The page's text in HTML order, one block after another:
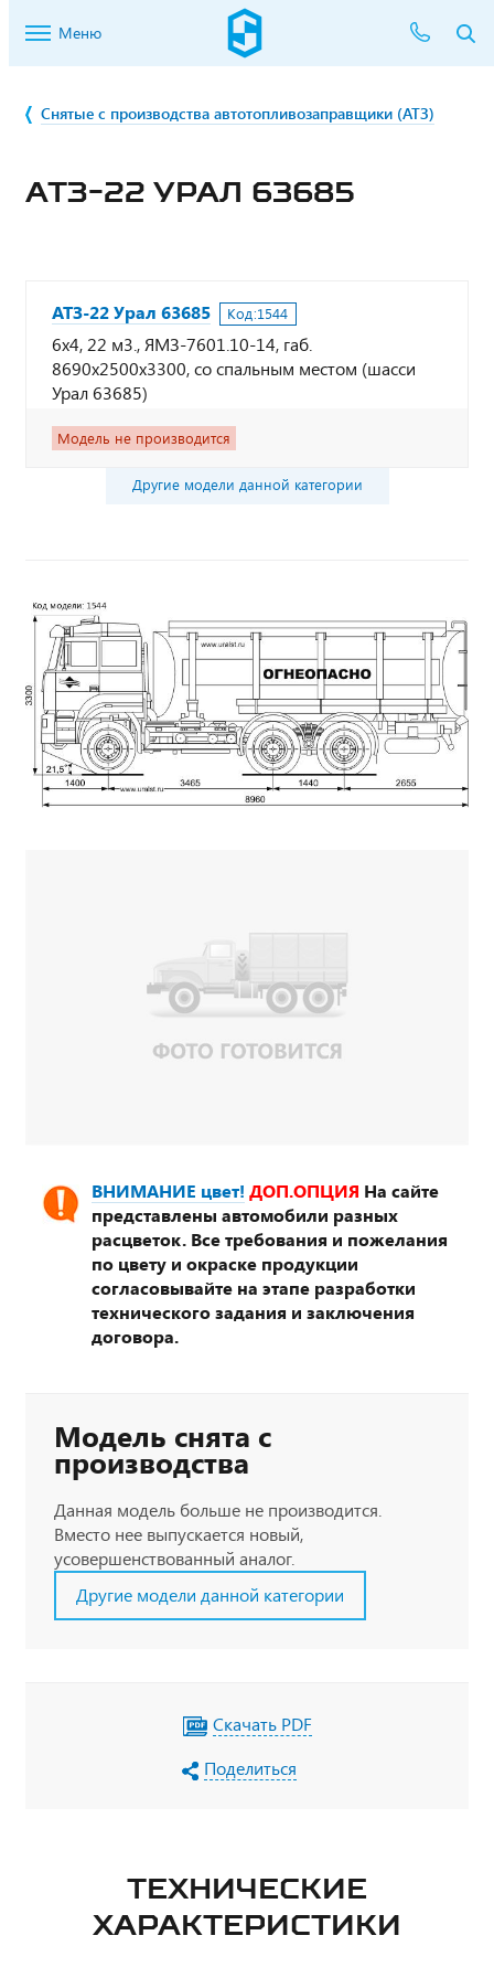
Меню
Снятые с производства автотопливозаправщики (АТЗ)
АТЗ-22 УРАЛ 63685
АТЗ-22 Урал 63685 Код:1544
6х4, 22 м3., ЯМЗ-7601.10-14, габ.
8690х2500х3300, со спальным местом (шасси
Урал 63685)
Модель не производится
Другие модели данной категории
ВНИМАНИЕ цвет! ДОП.ОПЦИЯ На сайте
представлены автомобили разных
расцветок. Все требования и пожелания
по цвету и окраске продукции
согласовывайте на этапе разработки
технического задания и заключения
договора.
Модель снята с
производства
Данная модель больше не производится.
Вместо нее выпускается новый,
усовершенствованный аналог.
Другие модели данной категории
Скачать PDF
Поделиться
ТЕХНИЧЕСКИЕ
ХАРАКТЕРИСТИКИ